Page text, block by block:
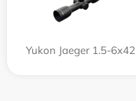
Yukon Jaeger 1.5-6x42